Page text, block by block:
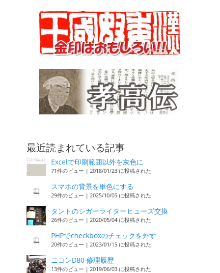
最近読まれている記事
Excelで印刷範囲以外を灰色に
71件のビュー | 2018/01/23 に投稿された
スマホの背景を単色にする
29件のビュー | 2025/10/05 に投稿された
タントのシガーライターヒューズ交換
26件のビュー | 2020/05/04 に投稿された
PHPでcheckboxのチェックを外す
20件のビュー | 2023/01/15 に投稿された
ニコンD80 修理履歴
13件のビュー | 2019/06/03 に投稿された